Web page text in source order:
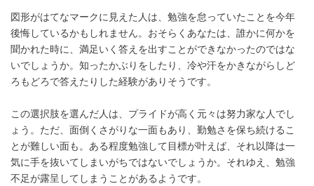
図形がはてなマークに見えた人は、勉強を怠っていたことを今年
後悔しているかもしれません。おそらくあなたは、誰かに何かを
聞かれた時に、満足いく答えを出すことができなかったのではな
いでしょうか。知ったかぶりをしたり、冷や汗をかきながらしど
ろもどろで答えたりした経験がありそうです。
この選択肢を選んだ人は、プライドが高く元々は努力家な人でし
ょう。ただ、面倒くさがりな一面もあり、勤勉さを保ち続けるこ
とが難しい面も。ある程度勉強して目標が叶えば、それ以降は一
気に手を抜いてしまいがちではないでしょうか。それゆえ、勉強
不足が露呈してしまうことがあるようです。